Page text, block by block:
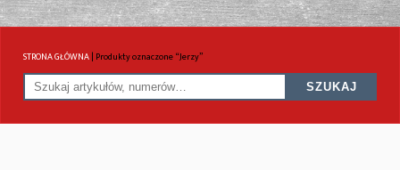
STRONA GŁÓWNA| Produkty oznaczone “Jerzy”
SZUKAJ